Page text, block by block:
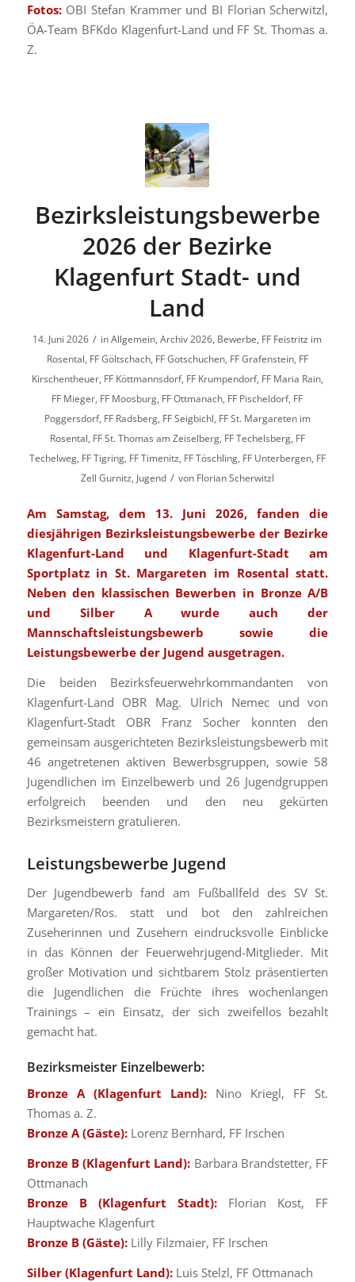
Fotos:OBI Stefan Krammer und BI Florian Scherwitzl,
ÖA-Team BFKdo Klagenfurt-Land und FF St. Thomas a.
Z.
Bezirksleistungsbewerbe
2026 der Bezirke
Klagenfurt Stadt- und
Land
14. Juni 2026 / inAllgemein,Archiv 2026, Bewerbe, FF Feistritz im
Rosental, FF Göltschach, FF Gotschuchen, FF Grafenstein, FF
Kirschentheuer, FF Köttmannsdorf, FF Krumpendorf, FF Maria Rain,
FF Mieger, FF Moosburg, FF Ottmanach, FF Pischeldorf, FF
Poggersdorf, FF Radsberg, FF Seigbichl, FF St. Margareten im
Rosental, FF St. Thomas am Zeiselberg, FF Techelsberg, FF
Techelweg, FF Tigring, FF Timenitz, FF Töschling, FF Unterbergen, FF
Zell Gurnitz, Jugend / von Florian Scherwitzl
Am Samstag, dem 13. Juni 2026, fanden die
diesjährigen Bezirksleistungsbewerbe der Bezirke
Klagenfurt-Land und Klagenfurt-Stadt am
Sportplatz in St. Margareten im Rosental statt.
Neben den klassischen Bewerben in Bronze A/B
und Silber A wurde auch der
Mannschaftsleistungsbewerb sowie die
Leistungsbewerbe der Jugend ausgetragen.
Die beiden Bezirksfeuerwehrkommandanten von
Klagenfurt-Land OBR Mag. Ulrich Nemec und von
Klagenfurt-Stadt OBR Franz Socher konnten den
gemeinsam ausgerichteten Bezirksleistungsbewerb mit
46 angetretenen aktiven Bewerbsgruppen, sowie 58
Jugendlichen im Einzelbewerb und 26 Jugendgruppen
erfolgreich beenden und den neu gekürten
Bezirksmeistern gratulieren.
Leistungsbewerbe Jugend
Der Jugendbewerb fand am Fußballfeld des SV St.
Margareten/Ros. statt und bot den zahlreichen
Zuseherinnen und Zusehern eindrucksvolle Einblicke
in das Können der Feuerwehrjugend-Mitglieder. Mit
großer Motivation und sichtbarem Stolz präsentierten
die Jugendlichen die Früchte ihres wochenlangen
Trainings – ein Einsatz, der sich zweifellos bezahlt
gemacht hat.
Bezirksmeister Einzelbewerb:
Bronze A (Klagenfurt Land):Nino Kriegl, FF St.
Thomas a. Z.
Bronze A (Gäste):Lorenz Bernhard, FF Irschen
Bronze B (Klagenfurt Land): Barbara Brandstetter, FF
Ottmanach
Bronze B (Klagenfurt Stadt): Florian Kost, FF
Hauptwache Klagenfurt
Bronze B (Gäste):Lilly Filzmaier, FF Irschen
Silber (Klagenfurt Land):Luis Stelzl, FF Ottmanach